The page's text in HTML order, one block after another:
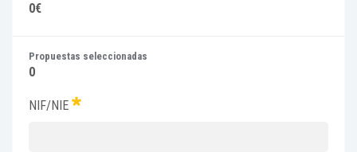
0€
Propuestas seleccionadas
0
NIF/NIE